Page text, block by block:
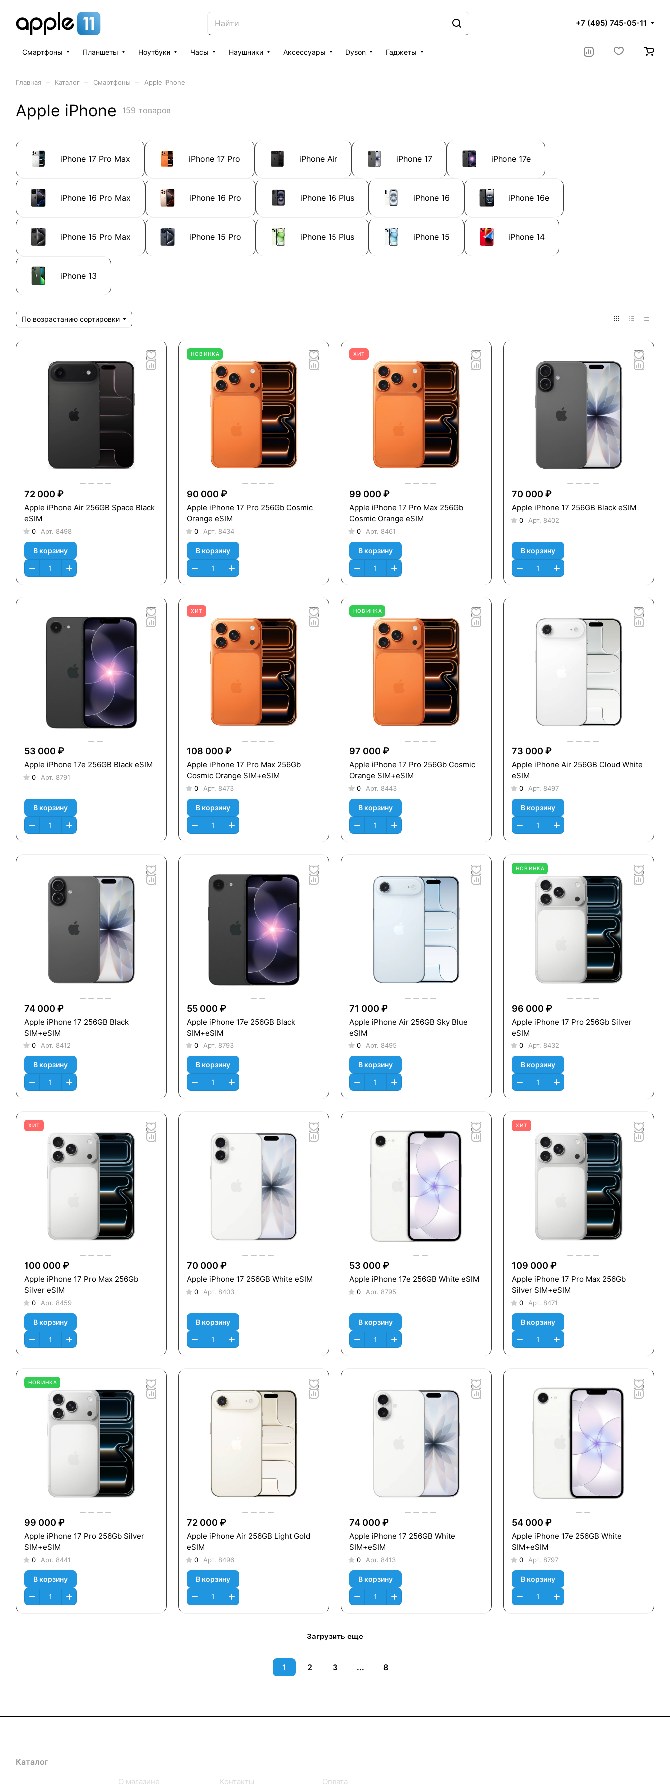
+7 (495) 745-05-11
Смартфоны Планшеты Ноутбуки Часы Наушники Аксессуары Dyson Гаджеты
Главная Каталог Смартфоны Apple iPhone
Apple iPhone 159 товаров
iPhone 17 Pro Max iPhone 17 Pro iPhone Air iPhone 17 iPhone 17e
iPhone 16 Pro Max iPhone 16 Pro iPhone 16 Plus iPhone 16 iPhone 16e
iPhone 15 Pro Max iPhone 15 Pro iPhone 15 Plus iPhone 15 iPhone 14
iPhone 13
По возрастанию сортировки
72 000 ₽
Apple iPhone Air 256GB Space Black
eSIM
0 Арт. 8498
В корзину
НОВИНКА
90 000 ₽
Apple iPhone 17 Pro 256Gb Cosmic
Orange eSIM
0 Арт. 8434
В корзину
ХИТ
99 000 ₽
Apple iPhone 17 Pro Max 256Gb
Cosmic Orange eSIM
0 Арт. 8461
В корзину
70 000 ₽
Apple iPhone 17 256GB Black eSIM
0 Арт. 8402
В корзину
53 000 ₽
Apple iPhone 17e 256GB Black eSIM
0 Арт. 8791
В корзину
ХИТ
108 000 ₽
Apple iPhone 17 Pro Max 256Gb
Cosmic Orange SIM+eSIM
0 Арт. 8473
В корзину
НОВИНКА
97 000 ₽
Apple iPhone 17 Pro 256Gb Cosmic
Orange SIM+eSIM
0 Арт. 8443
В корзину
73 000 ₽
Apple iPhone Air 256GB Cloud White
eSIM
0 Арт. 8497
В корзину
74 000 ₽
Apple iPhone 17 256GB Black
SIM+eSIM
0 Арт. 8412
В корзину
55 000 ₽
Apple iPhone 17e 256GB Black
SIM+eSIM
0 Арт. 8793
В корзину
71 000 ₽
Apple iPhone Air 256GB Sky Blue
eSIM
0 Арт. 8495
В корзину
НОВИНКА
96 000 ₽
Apple iPhone 17 Pro 256Gb Silver
eSIM
0 Арт. 8432
В корзину
ХИТ
100 000 ₽
Apple iPhone 17 Pro Max 256Gb
Silver eSIM
0 Арт. 8459
В корзину
70 000 ₽
Apple iPhone 17 256GB White eSIM
0 Арт. 8403
В корзину
53 000 ₽
Apple iPhone 17e 256GB White eSIM
0 Арт. 8795
В корзину
ХИТ
109 000 ₽
Apple iPhone 17 Pro Max 256Gb
Silver SIM+eSIM
0 Арт. 8471
В корзину
НОВИНКА
99 000 ₽
Apple iPhone 17 Pro 256Gb Silver
SIM+eSIM
0 Арт. 8441
В корзину
72 000 ₽
Apple iPhone Air 256GB Light Gold
eSIM
0 Арт. 8496
В корзину
74 000 ₽
Apple iPhone 17 256GB White
SIM+eSIM
0 Арт. 8413
В корзину
54 000 ₽
Apple iPhone 17e 256GB White
SIM+eSIM
0 Арт. 8797
В корзину
Загрузить еще
1 2 3 ... 8
Каталог
О магазине Контакты Оплата